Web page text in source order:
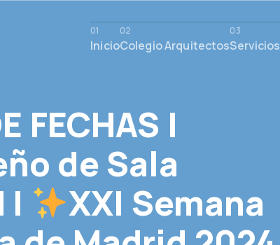
InicioColegio ArquitectosServicios
FECHAS |
de Sala
|
XXI Semana